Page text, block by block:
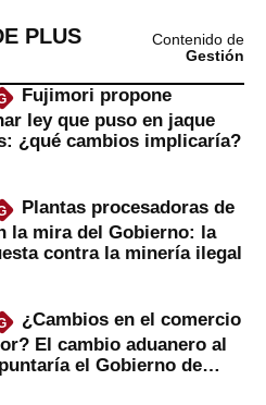
PLUS
Contenido de
Gestión
Fujimori propone
ley que puso en jaque
¿qué cambios implicaría?
Plantas procesadoras de
la mira del Gobierno: la
contra la minería ilegal
¿Cambios en el comercio
El cambio aduanero al
el Gobierno de